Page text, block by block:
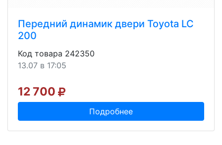
Передний динамик двери Toyota LC
200
Код товара 242350
13.07 в 17:05
12 700
Подробнее